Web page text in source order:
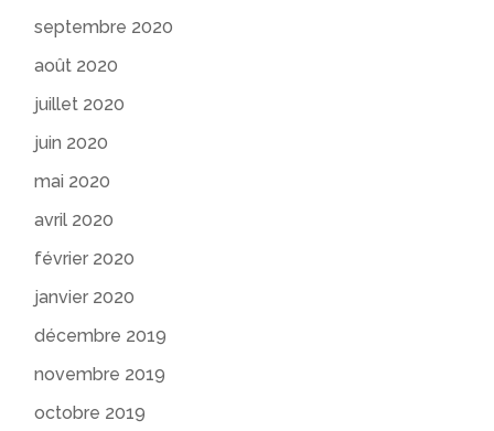
septembre 2020
août 2020
juillet 2020
juin 2020
mai 2020
avril 2020
février 2020
janvier 2020
décembre 2019
novembre 2019
octobre 2019